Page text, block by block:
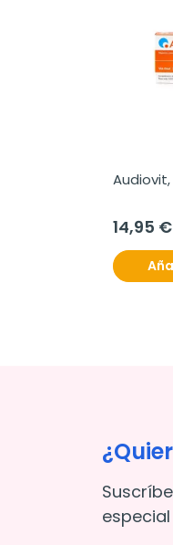
14,95 €